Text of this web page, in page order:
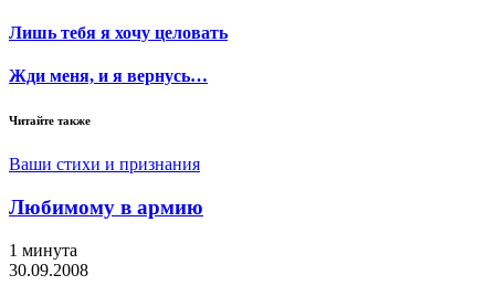
Лишь тебя я хочу целовать
Жди меня, и я вернусь…
Читайте также
Ваши стихи и признания
Любимому в армию
1 минута
30.09.2008